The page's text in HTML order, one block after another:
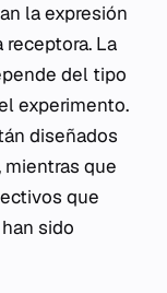
la expresión
La
del tipo
experimento.
diseñados
mientras que
que
sido